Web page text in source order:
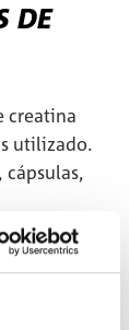
DE
creatina
utilizado.
sin que su
las
esta